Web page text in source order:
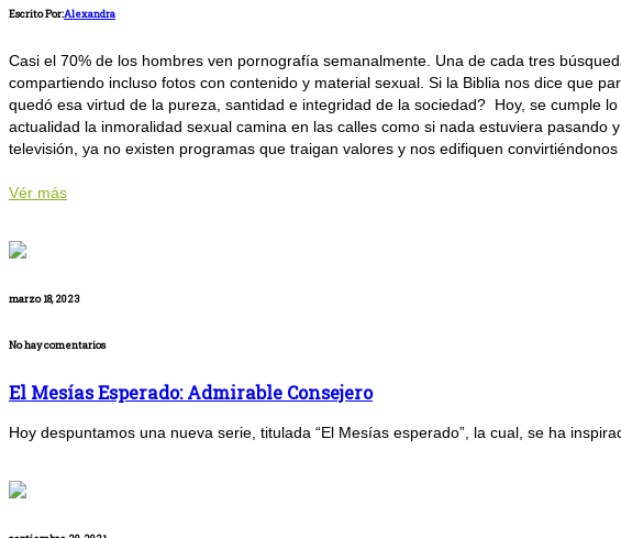
Escrito Por:Alexandra
Casi el 70% de los hombres ven pornografía semanalmente. Una de cada tres
compartiendo incluso fotos con contenido y material sexual. Si la Biblia nos dice que
quedó esa virtud de la pureza, santidad e integridad de la sociedad? Hoy, se cumple
actualidad la inmoralidad sexual camina en las calles como si nada estuviera
televisión, ya no existen programas que traigan valores y nos edifiquen convirtiéndonos
Vér más
marzo 18, 2023
No hay comentarios
El Mesías Esperado: Admirable Consejero
Hoy despuntamos una nueva serie, titulada “El Mesías esperado”, la cual, se ha